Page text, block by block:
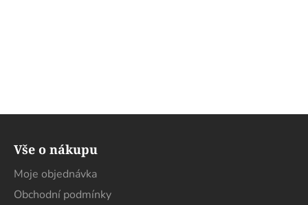
Vše o nákupu
Moje objednávka
Obchodní podmínky